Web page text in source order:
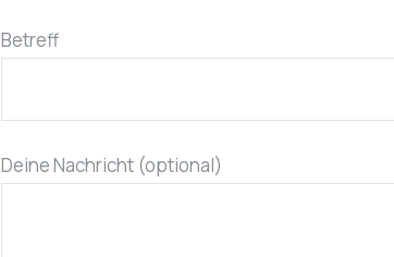
Betreff
Deine Nachricht (optional)